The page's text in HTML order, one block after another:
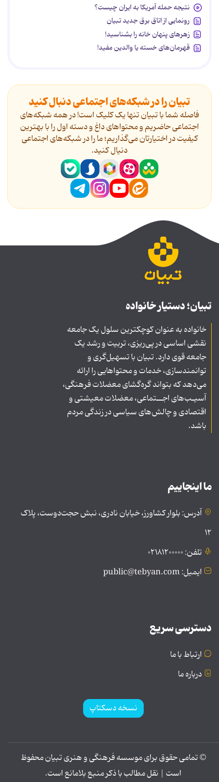
نتیجه حمله آمریکا به ایران چیست؟
رونمایی از اتاق برق جدید تبیان
زهرهای پنهان خانه را بشناسید!
قهرمان‌های خسته یا والدین مفید!
تبیان را در شبکه‌های اجتماعی دنبال کنید
فاصله شما با تبیان تنها یک کلیک است! در همه شبکه‌های
اجتماعی حاضریم و محتواهای داغ و دسته اول را با بهترین
کیفیت در اختیارتان می‌گذاریم؛ ما را در شبکه‌های اجتماعی
دنیال کنید.
تبیان؛ دستیار خانواده
خانواده به عنوان کوچکترین سلول یک جامعه
نقشی اساسی در پی‌ریزی، تربیت و رشد یک
جامعه قوی دارد. تبیان با تسهیل‌گری و
توانمندسازی، خدمات و محتواهایی را ارائه
می‌دهد که بتواند گره‌گشای معضلات فرهنگی،
آسیـب‌های اجــتماعی، معضلات معیشتی و
اقتصادی و چالش‌های سیاسی در زندگی مردم
باشد.
ما اینجاییم
آدرس: بلوار کشاورز، خیابان نادری، نبش حجت‌دوست، پلاک
۱۲
تلفن: ۰۲۱۸۱۲۰۰۰۰۰
ایمیل: public@tebyan.com
دسترسی سریع
ارتباط با ما
درباره ما
نسخه دسکتاپ
© تمامی حقوق برای موسسه فرهنگی و هنری تبیان محفوظ
است | نقل مطالب با ذکر منبع بلامانع است.